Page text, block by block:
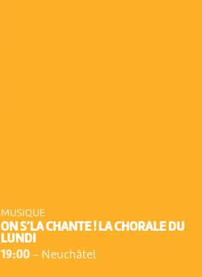
MUSIQUE
ON S’LA CHANTE ! LA CHORALE DU
LUNDI
19:00- Neuchâtel